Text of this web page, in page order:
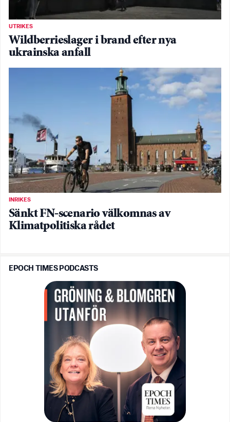
UTRIKES
Wildberrieslager i brand efter nya
ukrainska anfall
INRIKES
Sänkt FN-scenario välkomnas av
Klimatpolitiska rådet
EPOCH TIMES PODCASTS